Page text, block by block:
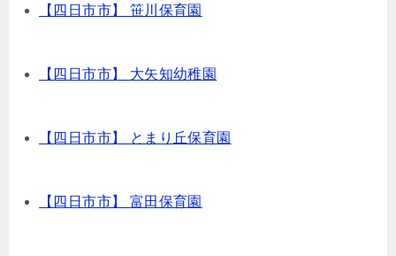
【四日市市】 笹川保育園
【四日市市】 大矢知幼稚園
【四日市市】 とまり丘保育園
【四日市市】 富田保育園